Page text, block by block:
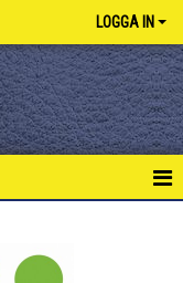
LOGGA IN